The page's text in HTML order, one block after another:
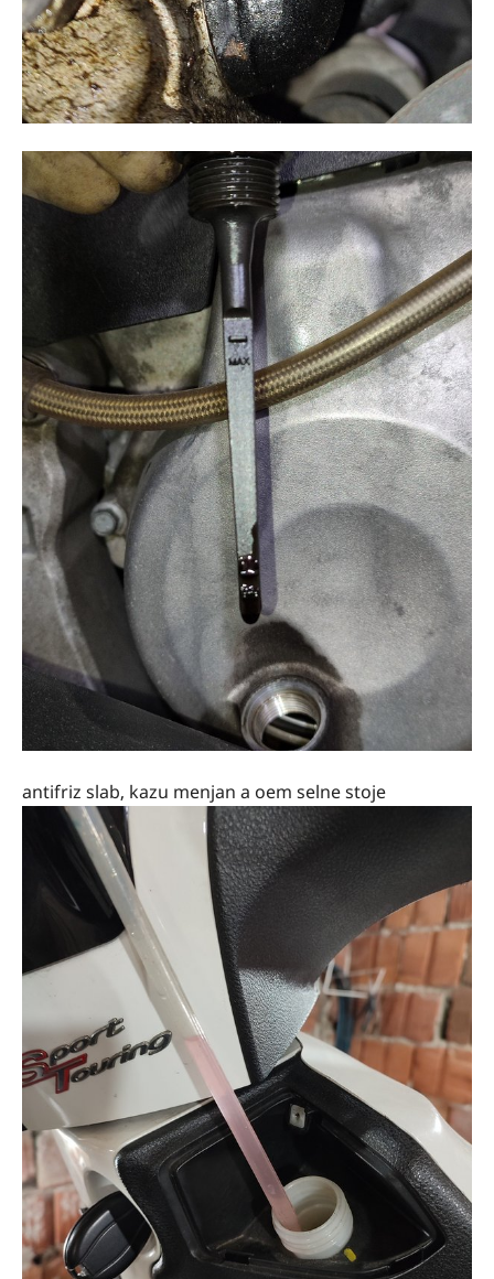
antifriz slab, kazu menjan a oem selne stoje